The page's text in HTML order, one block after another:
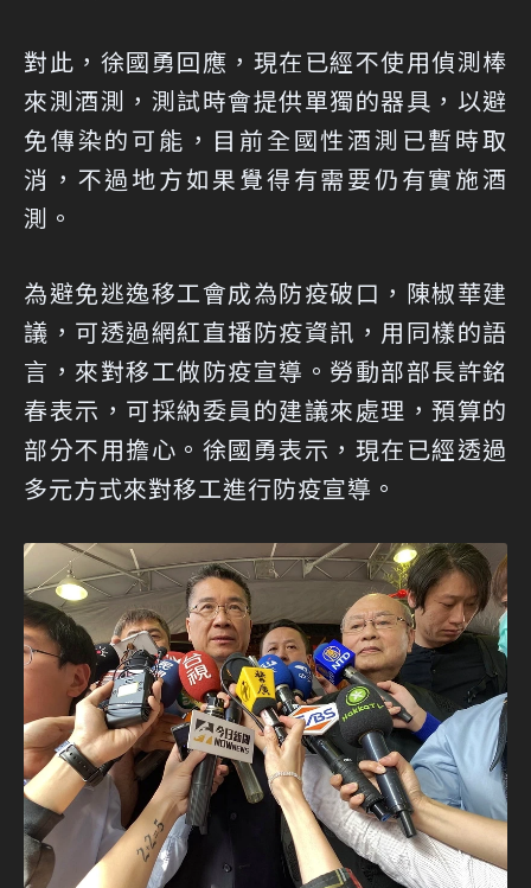
對此，徐國勇回應，現在已經不使用偵測棒
來測酒測，測試時會提供單獨的器具，以避
免傳染的可能，目前全國性酒測已暫時取
消，不過地方如果覺得有需要仍有實施酒
測。
為避免逃逸移工會成為防疫破口，陳椒華建
議，可透過網紅直播防疫資訊，用同樣的語
言，來對移工做防疫宣導。勞動部部長許銘
春表示，可採納委員的建議來處理，預算的
部分不用擔心。徐國勇表示，現在已經透過
多元方式來對移工進行防疫宣導。